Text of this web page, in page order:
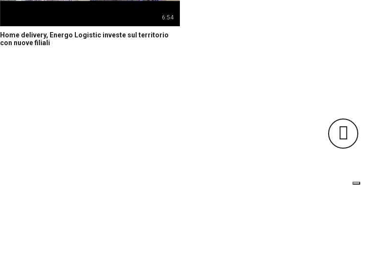
6:54
Home delivery, Energo Logistic investe sul territorio
con nuove filiali